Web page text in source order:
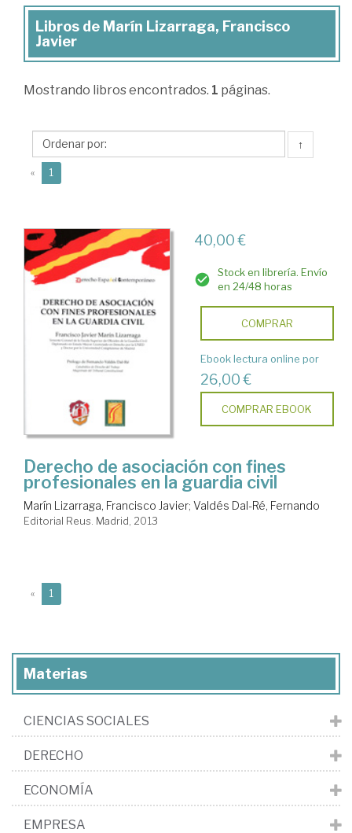
Libros
de
Marín
Francisco
Javier
Libros de Marín Lizarraga, Francisco
Javier
Mostrando libros encontrados. 1 páginas.
↑
« 1
40,00 €
Stock en librería. Envío
en 24/48 horas
COMPRAR
Ebook lectura online por
26,00 €
COMPRAR EBOOK
Derecho de asociación con fines
profesionales en la guardia civil
Marín Lizarraga, Francisco Javier; Valdés Dal-Ré, Fernando
Editorial Reus. Madrid, 2013
« 1
Materias
CIENCIAS SOCIALES
DERECHO
ECONOMÍA
EMPRESA